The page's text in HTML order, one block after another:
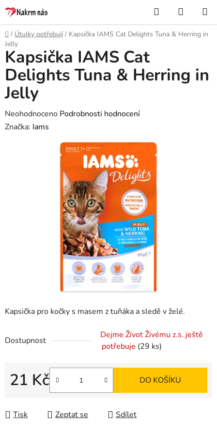
Přejít
na
obsah
Hledat
KOŠÍK
Domů
/ Útulky potřebují / Kapsička IAMS Cat Delights Tuna & Herring in
Jelly
Kapsička pro kočky s masem z tuňáka a sledě v želé.
Dostupnost
Dejme Život Živému z.s. ještě
potřebuje (29 ks)
21 Kč
Měrná cena:
DO KOŠÍKU
Tisk Zeptat se Sdílet
Kapsička IAMS Cat
Delights Tuna & Herring in
Jelly
Průměrné
hodnocení
Neohodnoceno Podrobnosti hodnocení
Značka: Iams